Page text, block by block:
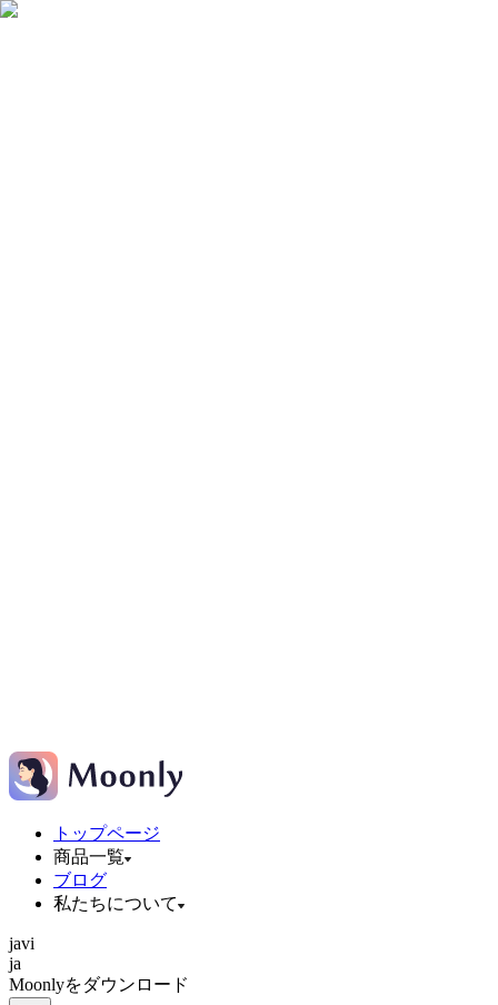
トップページ
商品一覧
ブログ
私たちについて
javi
ja
Moonlyをダウンロード